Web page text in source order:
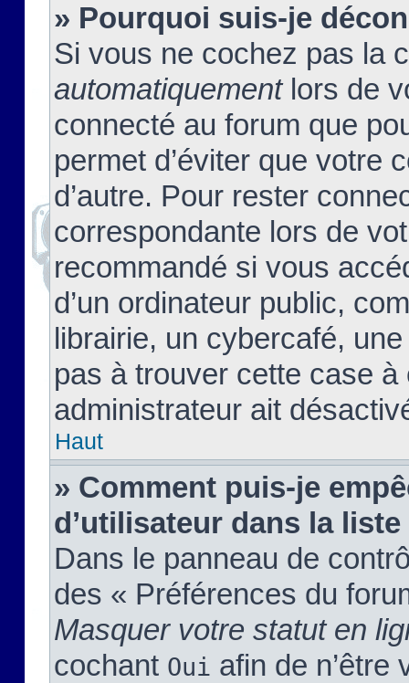
» Pourquoi suis-je
Si vous ne cochez pas la
automatiquementlors de
connecté au forum que
permet d’éviter que votre
d’autre. Pour rester
correspondante lors de
recommandé si vous
d’un ordinateur public,
librairie, un cybercafé,
pas à trouver cette case à
administrateur ait
Haut
» Comment puis-je
d’utilisateur dans la
Dans le panneau de
des « Préférences du
Masquer votre statut en
cochant Oui afin de n’être